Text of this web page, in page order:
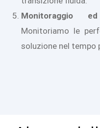
Monitoraggio
Monitoriamo le
soluzione nel tempo